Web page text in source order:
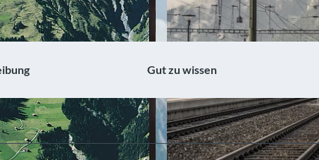
Gut zu wissen